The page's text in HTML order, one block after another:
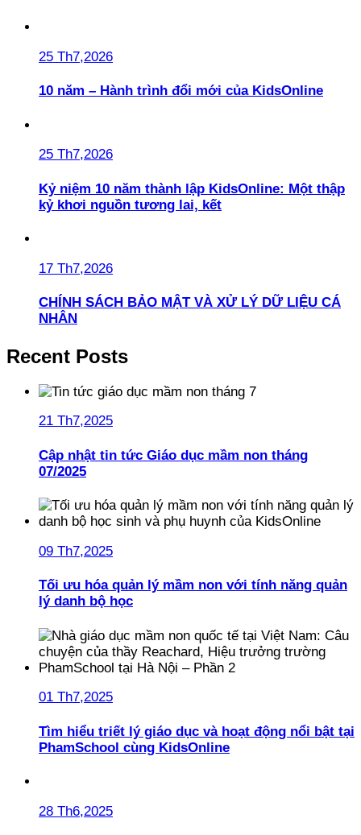
25 Th7,2026
10 năm – Hành trình đổi mới của KidsOnline
25 Th7,2026
Kỷ niệm 10 năm thành lập KidsOnline: Một thập
kỷ khơi nguồn tương lai, kết
17 Th7,2026
CHÍNH SÁCH BẢO MẬT VÀ XỬ LÝ DỮ LIỆU CÁ
NHÂN
Recent Posts
21 Th7,2025
Cập nhật tin tức Giáo dục mầm non tháng
07/2025
09 Th7,2025
Tối ưu hóa quản lý mầm non với tính năng quản
lý danh bộ học
01 Th7,2025
Tìm hiểu triết lý giáo dục và hoạt động nổi bật tại
PhamSchool cùng KidsOnline
28 Th6,2025